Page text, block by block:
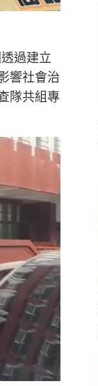
過建立
響社會治
隊共組專